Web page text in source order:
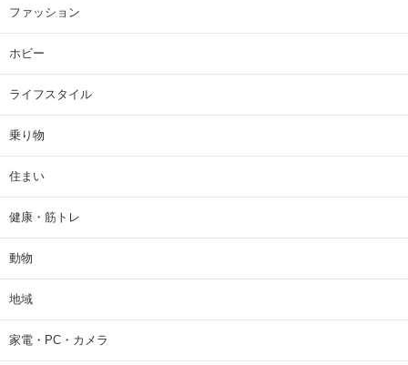
ファッション
ホビー
ライフスタイル
乗り物
住まい
健康・筋トレ
動物
地域
家電・PC・カメラ